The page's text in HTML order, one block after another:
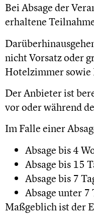
Bei Absage der
erhaltene
nicht Vorsatz oder
Hotelzimmer sowie
Der Anbieter ist
vor oder während
Im Falle einer
Absage bis 4
Absage bis 15
Absage bis 7
Absage unter 7
Maßgeblich ist der